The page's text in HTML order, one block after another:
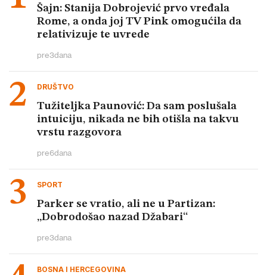
Šajn: Stanija Dobrojević prvo vređala
Rome, a onda joj TV Pink omogućila da
relativizuje te uvrede
pre3dana
DRUŠTVO
Tužiteljka Paunović: Da sam poslušala
intuiciju, nikada ne bih otišla na takvu
vrstu razgovora
pre6dana
SPORT
Parker se vratio, ali ne u Partizan:
„Dobrodošao nazad Džabari“
pre3dana
BOSNA I HERCEGOVINA